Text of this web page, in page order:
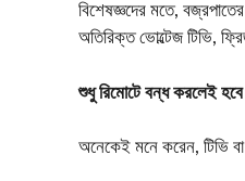
বিশেষজ্ঞদের মতে,
অতিরিক্ত ভোল্টেজ টিভি,
শুধু রিমোটে বন্ধ করলেই হবে
অনেকেই মনে করেন, টিভি